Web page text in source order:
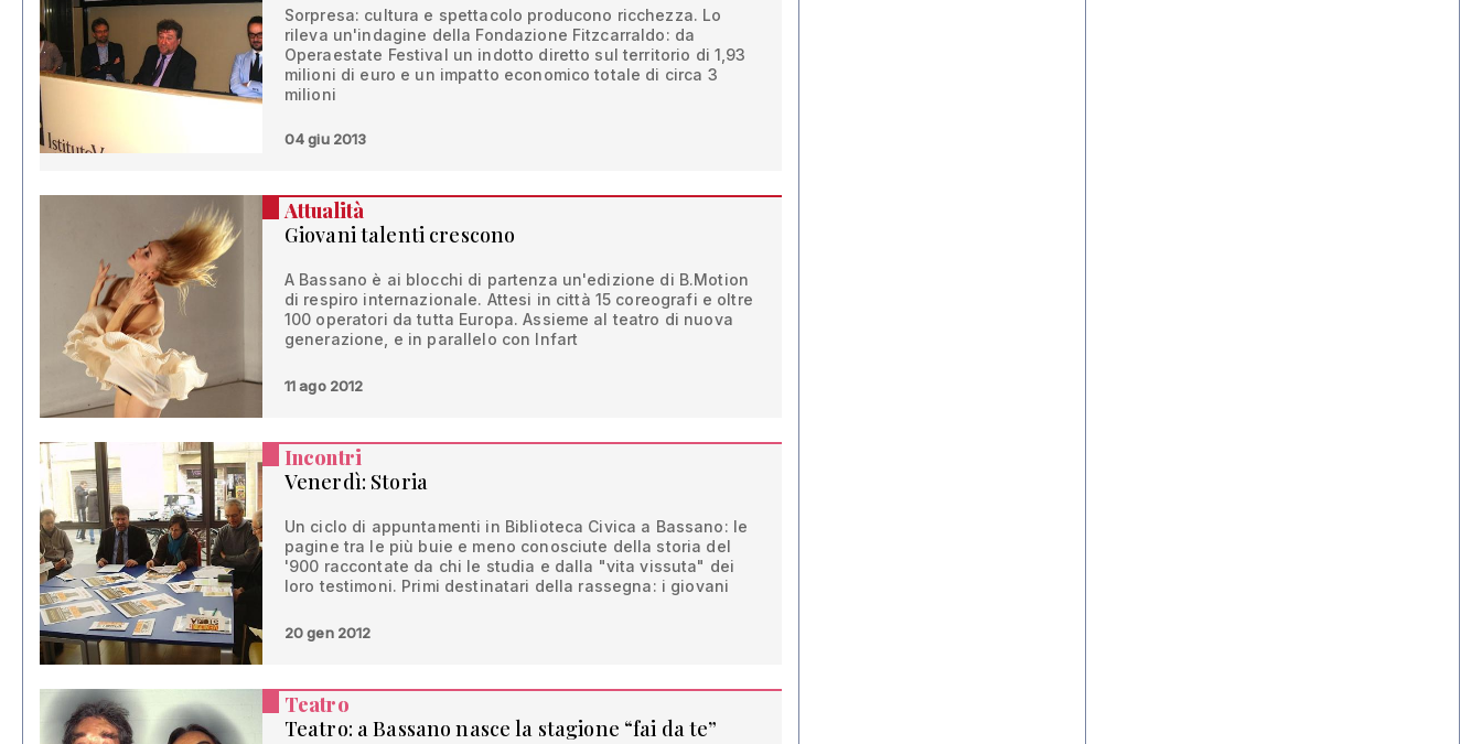
Sorpresa: cultura e spettacolo producono ricchezza. Lo
rileva un'indagine della Fondazione Fitzcarraldo: da
Operaestate Festival un indotto diretto sul territorio di 1,93
milioni di euro e un impatto economico totale di circa 3
milioni
04 giu 2013
Attualità
Giovani talenti crescono
A Bassano è ai blocchi di partenza un'edizione di B.Motion
di respiro internazionale. Attesi in città 15 coreografi e oltre
100 operatori da tutta Europa. Assieme al teatro di nuova
generazione, e in parallelo con Infart
11 ago 2012
Incontri
Venerdì: Storia
Un ciclo di appuntamenti in Biblioteca Civica a Bassano: le
pagine tra le più buie e meno conosciute della storia del
'900 raccontate da chi le studia e dalla "vita vissuta" dei
loro testimoni. Primi destinatari della rassegna: i giovani
20 gen 2012
Teatro
Teatro: a Bassano nasce la stagione “fai da te”